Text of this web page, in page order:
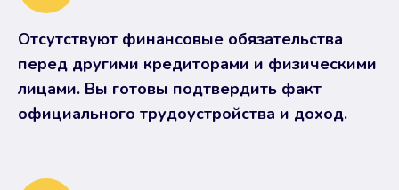
Отсутствуют финансовые обязательства
перед другими кредиторами и физическими
лицами. Вы готовы подтвердить факт
официального трудоустройства и доход.